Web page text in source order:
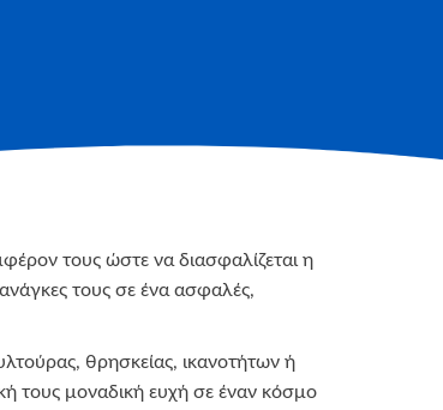
τους ώστε να διασφαλίζεται η
τους σε ένα ασφαλές,
θρησκείας, ικανοτήτων ή
τους μοναδική ευχή σε έναν κόσμο